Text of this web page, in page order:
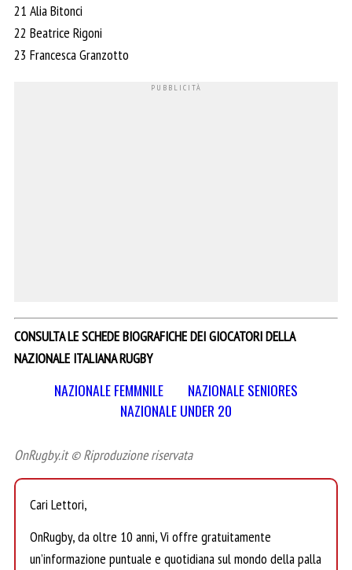
21 Alia Bitonci
22 Beatrice Rigoni
23 Francesca Granzotto
CONSULTA LE SCHEDE BIOGRAFICHE DEI GIOCATORI DELLA
NAZIONALE ITALIANA RUGBY
NAZIONALE FEMMNILE
NAZIONALE SENIORES
NAZIONALE UNDER 20
OnRugby.it © Riproduzione riservata
Cari Lettori,
OnRugby, da oltre 10 anni, Vi offre gratuitamente
un’informazione puntuale e quotidiana sul mondo della palla